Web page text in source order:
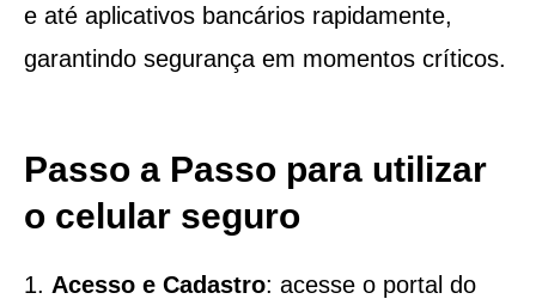
e até aplicativos bancários rapidamente,
garantindo segurança em momentos críticos.
Passo a Passo para utilizar
o celular seguro
Acesso e Cadastro: acesse o portal do